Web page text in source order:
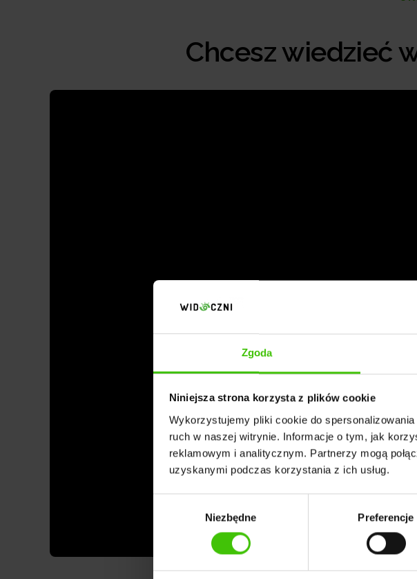
Zgoda
Niniejsza strona korzysta z plików cookie
Wykorzystujemy pliki cookie do
ruch w naszej witrynie. Informacje o tym, jak
reklamowym i analitycznym. Partnerzy mogą
uzyskanymi podczas korzystania z ich usług.
Niezbędne Preferencje
Chcesz wiedzieć